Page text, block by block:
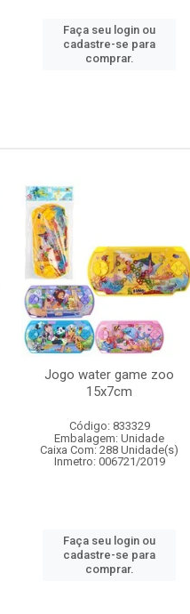
Faça seu login ou
cadastre-se para
comprar.
Jogo water game zoo
15x7cm
Código: 833329
Embalagem: Unidade
Caixa Com: 288 Unidade(s)
Inmetro: 006721/2019
Faça seu login ou
cadastre-se para
comprar.